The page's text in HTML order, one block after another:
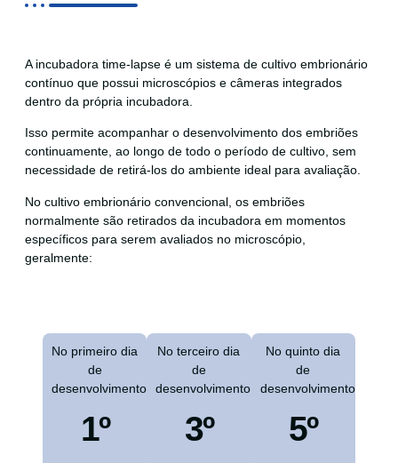
A incubadora time-lapse é um sistema de cultivo embrionário
contínuo que possui microscópios e câmeras integrados
dentro da própria incubadora.
Isso permite acompanhar o desenvolvimento dos embriões
continuamente, ao longo de todo o período de cultivo, sem
necessidade de retirá-los do ambiente ideal para avaliação.
No cultivo embrionário convencional, os embriões
normalmente são retirados da incubadora em momentos
específicos para serem avaliados no microscópio,
geralmente:
No primeiro dia
de
desenvolvimento
1º
No terceiro dia
de
desenvolvimento
3º
No quinto dia
de
desenvolvimento
5º